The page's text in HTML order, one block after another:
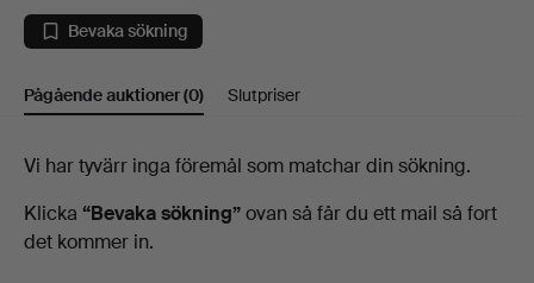
Porslin
på
Bokauktioner
Bevaka sökning
Pågående auktioner(0) Slutpriser
Pågående
auktioner
Vi har tyvärr inga föremål som matchar din sökning.
Klicka “Bevaka sökning”ovan så får du ett mail så fort
det kommer in.